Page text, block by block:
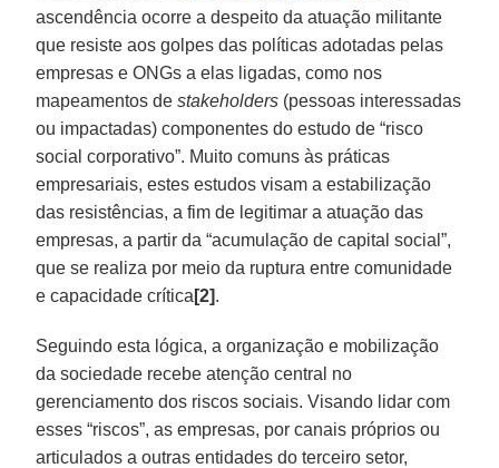
ascendência ocorre a despeito da atuação militante
que resiste aos golpes das políticas adotadas pelas
empresas e ONGs a elas ligadas, como nos
mapeamentos destakeholders (pessoas interessadas
ou impactadas) componentes do estudo de “risco
social corporativo”. Muito comuns às práticas
empresariais, estes estudos visam a estabilização
das resistências, a fim de legitimar a atuação das
empresas, a partir da “acumulação de capital social”,
que se realiza por meio da ruptura entre comunidade
e capacidade crítica [2].
Seguindo esta lógica, a organização e mobilização
da sociedade recebe atenção central no
gerenciamento dos riscos sociais. Visando lidar com
esses “riscos”, as empresas, por canais próprios ou
articulados a outras entidades do terceiro setor,